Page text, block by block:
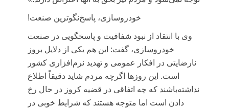
خودروسازی، پاسخ‌نگوترین صنعت!
وی با انتقاد از نبود شفافیت و پاسخگویی در صنعت
خودروسازی، گفت: این هم یکی از دلایل بروز
نارضایتی در افکار عمومی و تهدید نرم‌افزاری کشور
است. این روزها اگرچه مردم شاید دقیقاً اطلاع
نداشته‌باشند که چه اتفاقی در قضیه کروز در حال رخ
دادن است اما متوجه هستند که شرایط خوبی در